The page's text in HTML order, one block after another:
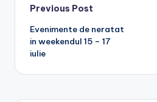
Post
navigation
Previous Post
Evenimente de neratat
in weekendul 15 – 17
iulie